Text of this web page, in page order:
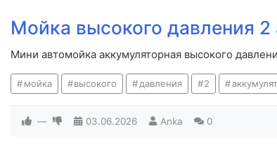
Мойка высокого давления
Мини автомойка аккумуляторная высокого
мойка высокого давления 2
— 03.06.2026 Anka 0